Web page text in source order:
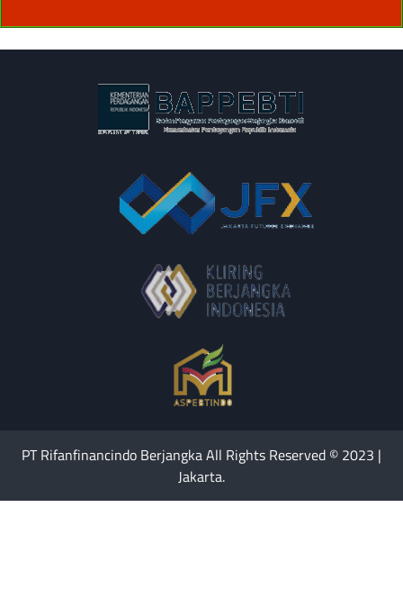
PT Rifanfinancindo Berjangka All Rights Reserved © 2023 |
Jakarta.